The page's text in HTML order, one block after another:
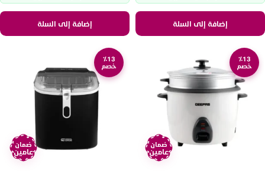
إضافة إلى السلة إضافة إلى السلة
٪13
خصم
ضمان
عامين
٪13
خصم
ضمان
عامين